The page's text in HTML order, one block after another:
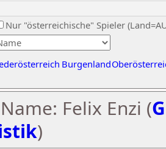
Nur "österreichische" Spieler
Burgenland
Felix Enzi (
)